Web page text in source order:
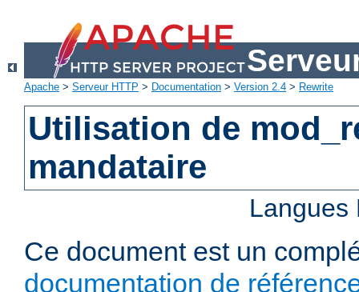
Apache > Serveur HTTP > Documentation > Version 2.4 > Rewrite
Utilisation de
mandataire
Ce document est un
documentation de